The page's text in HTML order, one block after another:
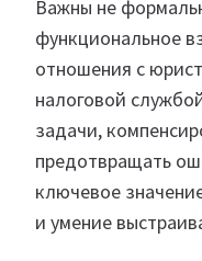
Важны не
функциональное
отношения с
налоговой
задачи,
предотвращать
ключевое
и умение